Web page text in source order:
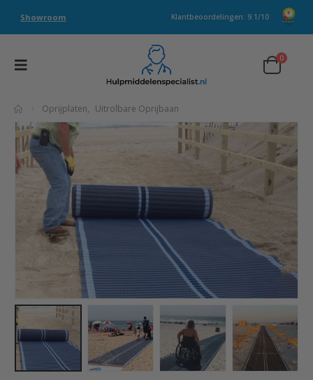
Showroom Klantbeoordelingen: 9.1/10
0
Oprijplaten, Uitrolbare Oprijbaan